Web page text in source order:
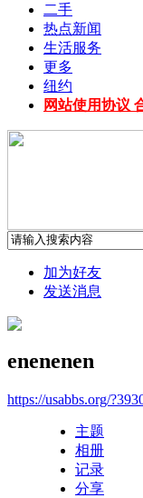
二手
热点新闻
生活服务
更多
纽约
网站使用协议
加为好友
发送消息
enenenen
https://usabbs.org/
主题
相册
记录
分享